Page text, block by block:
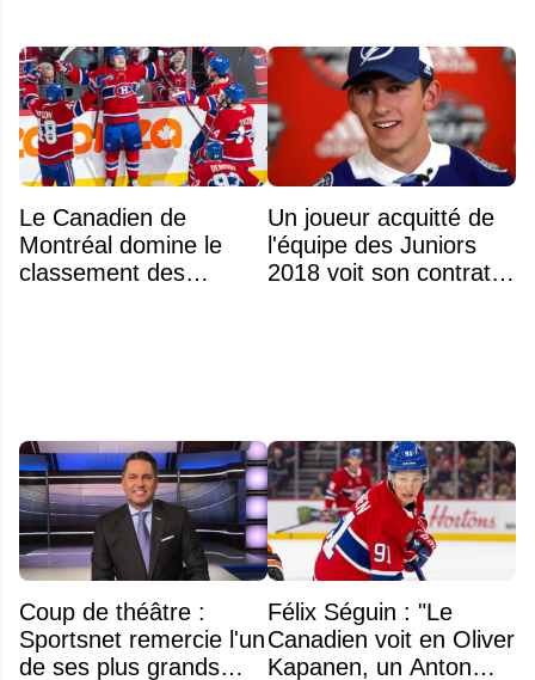
Le Canadien de
Montréal domine le
classement des
Un joueur acquitté de
l'équipe des Juniors
2018 voit son contrat
Coup de théâtre :
Sportsnet remercie l'un
de ses plus grands
Félix Séguin : "Le
Canadien voit en Oliver
Kapanen, un Anton